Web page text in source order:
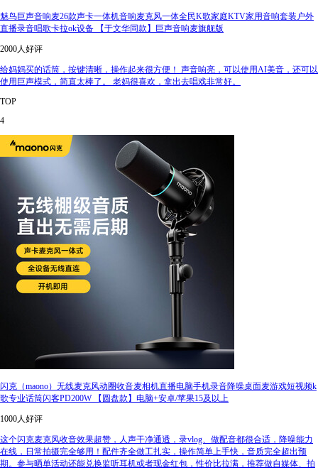
魅鸟巨声音响麦26款声卡一体机音响麦克风一体全民K歌家庭KTV家用音响套装户外
直播录音唱歌卡拉ok设备 【于文华同款】巨声音响麦旗舰版
2000人好评
给妈妈买的话筒，按键清晰，操作起来很方便！ 声音响亮，可以使用AI美音，还可以
使用巨声模式，简直太棒了。 老妈很喜欢，拿出去唱戏非常好。
TOP
4
闪克（maono）无线麦克风动圈收音麦相机直播电脑手机录音降噪桌面麦游戏短视频k
歌专业话筒闪客PD200W 【圆盘款】电脑+安卓/苹果15及以上
1000人好评
这个闪克麦克风收音效果超赞，人声干净通透，录vlog、做配音都很合适，降噪能力
在线，日常拍摄完全够用！配件齐全做工扎实，操作简单上手快，音质完全超出预
期。参与晒单活动还能兑换监听耳机或者现金红包，性价比拉满，推荐做自媒体、拍